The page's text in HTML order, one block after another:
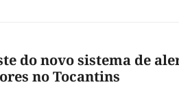
do novo sistema de
no Tocantins